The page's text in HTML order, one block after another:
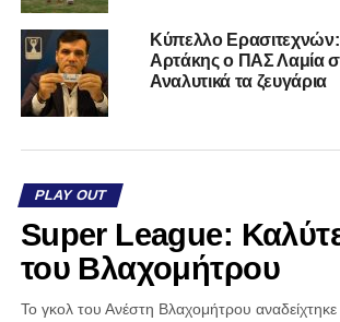
Kύπελλο
Αρτάκης ο ΠΑΣ Λαμία
Αναλυτικά τα ζευγάρια
PLAY OUT
Super League:
του Βλαχομήτρου
Το γκολ του Ανέστη Βλαχομήτρου